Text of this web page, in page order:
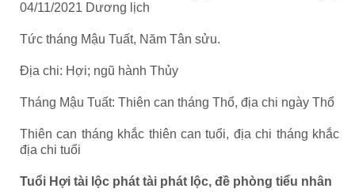
04/11/2021 Dương lịch
Tức tháng Mậu Tuất, Năm Tân sửu.
Địa chi: Hợi; ngũ hành Thủy
Tháng Mậu Tuất: Thiên can tháng Thổ, địa chi ngày Thổ
Thiên can tháng khắc thiên can tuổi, địa chi tháng khắc
địa chi tuổi
Tuổi Hợi tài lộc phát tài phát lộc, đề phòng tiểu nhân